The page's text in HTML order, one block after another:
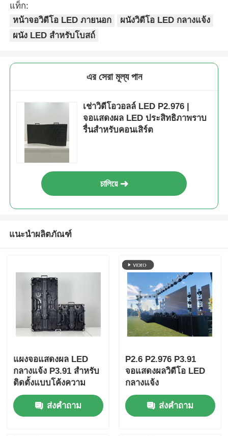
แท็ก:
หน้าจอวิดีโอ LED ภายนอก
ผนังวิดีโอ LED กลางแจ้ง
ผนัง LED สำหรับโบสถ์
এর সেরা মূল্য পান
เช่าวิดีโอวอลล์ LED P2.976 |
จอแสดงผล LED ประสิทธิภาพราบ
รื่นสำหรับคอนเสิร์ต
চালিয়ে
แนะนำผลิตภัณฑ์
แผงจอแสดงผล LED
กลางแจ้ง P3.91 สำหรับ
ติดตั้งแบบโค้งความ
สว่างสูง | จอ LED แบบ
พกพาและผนัง LED
สำหรับงานอีเวนต์ทาง
ส่งคำถาม
P2.6 P2.976 P3.91
จอแสดงผลวิดีโอ LED
กลางแจ้ง
ส่งคำถาม